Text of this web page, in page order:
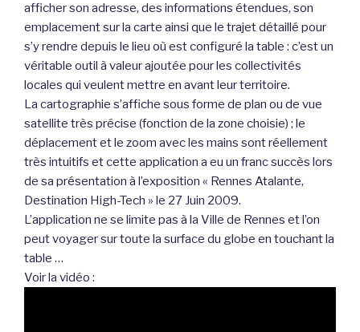
afficher son adresse, des informations étendues, son
emplacement sur la carte ainsi que le trajet détaillé pour
s’y rendre depuis le lieu où est configuré la table : c’est un
véritable outil à valeur ajoutée pour les collectivités
locales qui veulent mettre en avant leur territoire.
La cartographie s’affiche sous forme de plan ou de vue
satellite très précise (fonction de la zone choisie) ; le
déplacement et le zoom avec les mains sont réellement
très intuitifs et cette application a eu un franc succès lors
de sa présentation à l’exposition « Rennes Atalante,
Destination High-Tech » le 27 Juin 2009.
L’application ne se limite pas à la Ville de Rennes et l’on
peut voyager sur toute la surface du globe en touchant la
table …
Voir la vidéo :